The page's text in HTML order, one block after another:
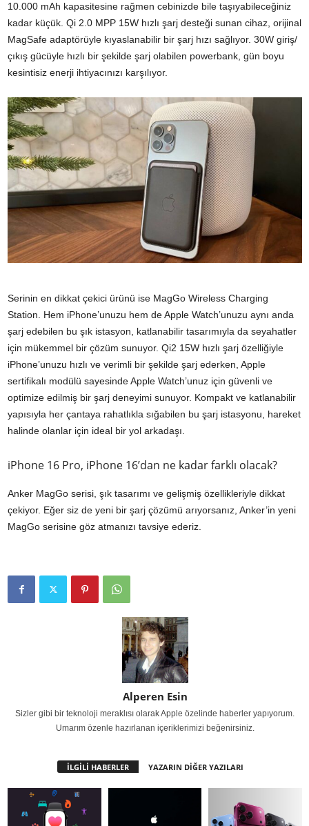
10.000 mAh kapasitesine rağmen cebinizde bile taşıyabileceğiniz
kadar küçük. Qi 2.0 MPP 15W hızlı şarj desteği sunan cihaz, orijinal
MagSafe adaptörüyle kıyaslanabilir bir şarj hızı sağlıyor. 30W giriş/
çıkış gücüyle hızlı bir şekilde şarj olabilen powerbank, gün boyu
kesintisiz enerji ihtiyacınızı karşılıyor.
Serinin en dikkat çekici ürünü ise MagGo Wireless Charging
Station. Hem iPhone’unuzu hem de Apple Watch’unuzu aynı anda
şarj edebilen bu şık istasyon, katlanabilir tasarımıyla da seyahatler
için mükemmel bir çözüm sunuyor. Qi2 15W hızlı şarj özelliğiyle
iPhone’unuzu hızlı ve verimli bir şekilde şarj ederken, Apple
sertifikalı modülü sayesinde Apple Watch’unuz için güvenli ve
optimize edilmiş bir şarj deneyimi sunuyor. Kompakt ve katlanabilir
yapısıyla her çantaya rahatlıkla sığabilen bu şarj istasyonu, hareket
halinde olanlar için ideal bir yol arkadaşı.
iPhone 16 Pro, iPhone 16’dan ne kadar farklı olacak?
Anker MagGo serisi, şık tasarımı ve gelişmiş özellikleriyle dikkat
çekiyor. Eğer siz de yeni bir şarj çözümü arıyorsanız, Anker’in yeni
MagGo serisine göz atmanızı tavsiye ederiz.
Alperen Esin
Sizler gibi bir teknoloji meraklısı olarak Apple özelinde haberler yapıyorum.
Umarım özenle hazırlanan içeriklerimizi beğenirsiniz.
İLGİLİ HABERLER YAZARIN DİĞER YAZILARI